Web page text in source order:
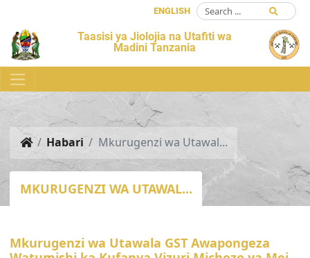
ENGLISH
Taasisi ya Jiolojia na Utafiti wa
Madini Tanzania
Habari Mkurugenzi wa Utawal...
MKURUGENZI WA UTAWAL...
Mkurugenzi wa Utawala GST Awapongeza